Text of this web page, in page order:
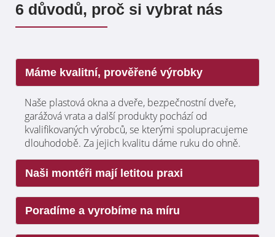
6 důvodů, proč si vybrat nás
Máme kvalitní, prověřené výrobky
Naše plastová okna a dveře, bezpečnostní dveře,
garážová vrata a další produkty pochází od
kvalifikovaných výrobců, se kterými spolupracujeme
dlouhodobě. Za jejich kvalitu dáme ruku do ohně.
Naši montéři mají letitou praxi
Naši montéři se v oboru pohybují již řadu let.
Postarají se nejen o profesionální, rychlou a tichou
montáž, ale také po sobě uklidí.
Poradíme a vyrobíme na míru